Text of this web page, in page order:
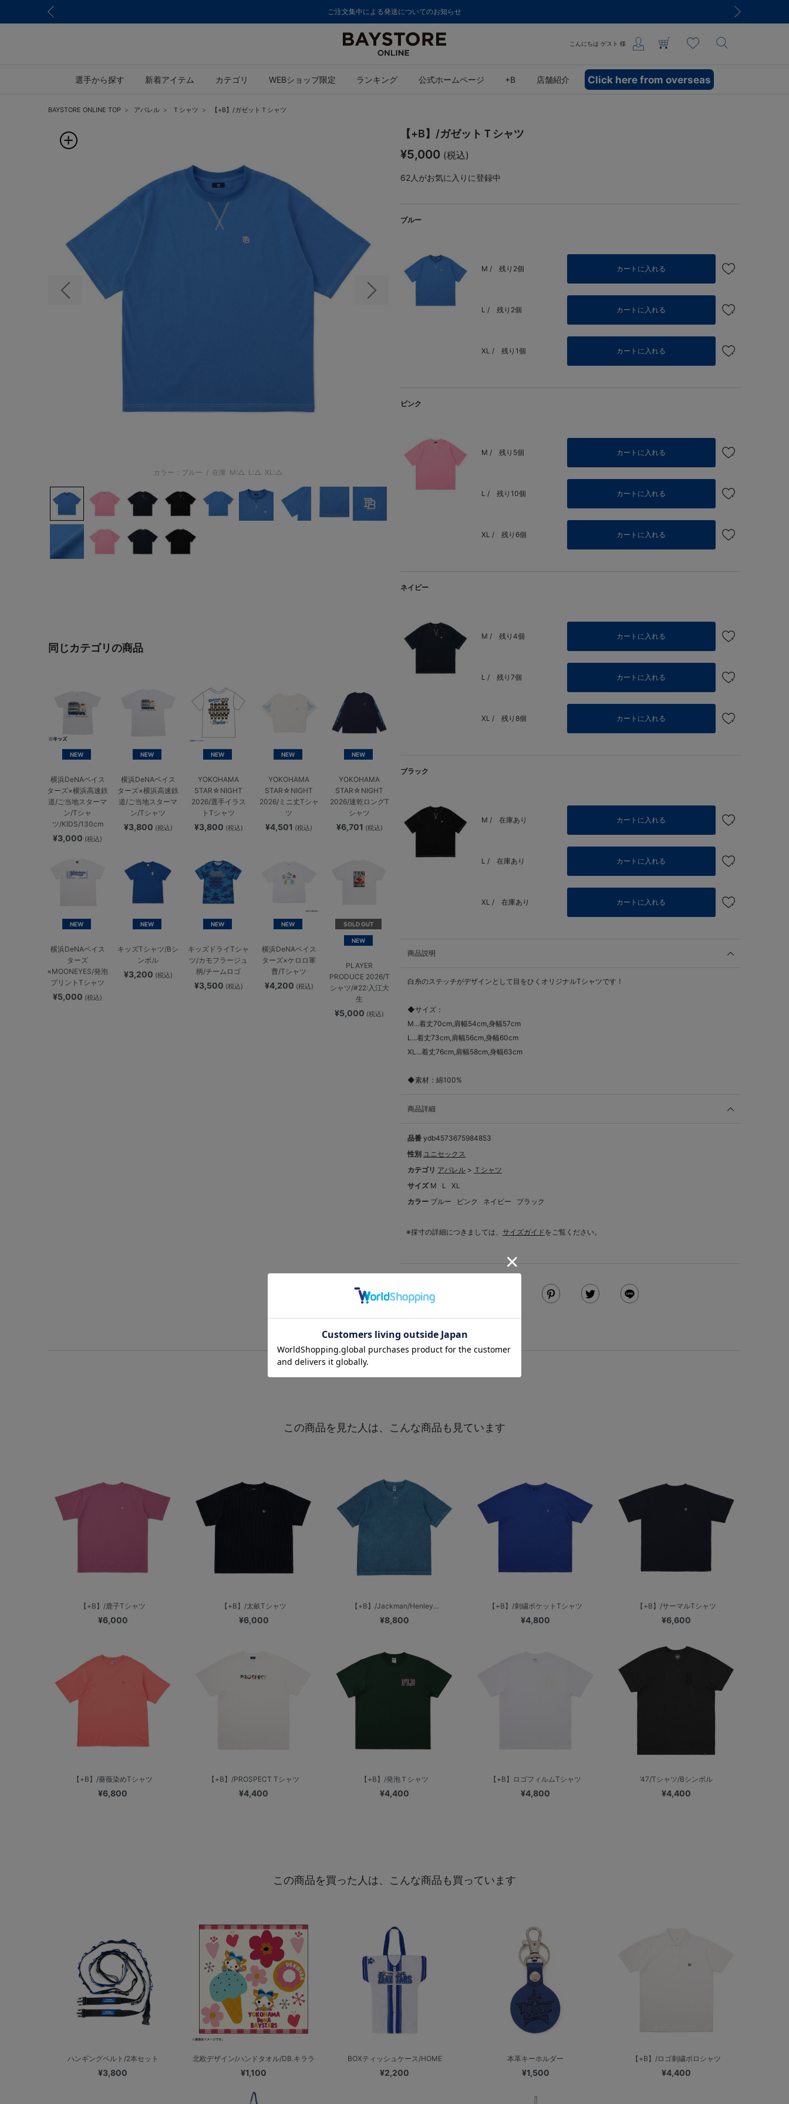
ご注文集中による発送についてのお知らせ
こんにちは ゲスト 様
選手から探す 新着アイテム カテゴリ WEBショップ限定 ランキング 公式ホームページ +B 店舗紹介 Click here from overseas
BAYSTORE ONLINE TOP アパレル Ｔシャツ 【+B】/ガゼットＴシャツ
前の画像 次の画像
カラー：ブルー / 在庫 M:△ L:△ XL:△
同じカテゴリの商品
NEW
横浜DeNAベイス
ターズ×横浜高速鉄
道/ご当地スターマ
ン/Tシャ
ツ/KIDS/130cm
¥3,000 (税込)
NEW
横浜DeNAベイス
ターズ×横浜高速鉄
道/ご当地スターマ
ン/Tシャツ
¥3,800 (税込)
NEW
YOKOHAMA
STAR☆NIGHT
2026/選手イラス
トTシャツ
¥3,800 (税込)
NEW
YOKOHAMA
STAR☆NIGHT
2026/ミニ丈Tシャ
ツ
¥4,501 (税込)
NEW
YOKOHAMA
STAR☆NIGHT
2026/速乾ロングT
シャツ
¥6,701 (税込)
NEW
横浜DeNAベイス
ターズ
×MOONEYES/発泡
プリントTシャツ
¥5,000 (税込)
NEW
キッズTシャツ/Bシ
ンボル
¥3,200 (税込)
NEW
キッズドライTシャ
ツ/カモフラージュ
柄/チームロゴ
¥3,500 (税込)
NEW
横浜DeNAベイス
ターズ×ケロロ軍
曹/Tシャツ
¥4,200 (税込)
SOLD OUT
NEW
PLAYER
PRODUCE 2026/T
シャツ/#22:入江大
生
¥5,000 (税込)
【+B】/ガゼットＴシャツ
¥5,000 (税込)
62人がお気に入りに登録中
ブルー
M / 残り2個 カートに入れる
L / 残り2個 カートに入れる
XL / 残り1個 カートに入れる
ピンク
M / 残り5個 カートに入れる
L / 残り10個 カートに入れる
XL / 残り6個 カートに入れる
ネイビー
M / 残り4個 カートに入れる
L / 残り7個 カートに入れる
XL / 残り8個 カートに入れる
ブラック
M / 在庫あり カートに入れる
L / 在庫あり カートに入れる
XL / 在庫あり カートに入れる
商品説明
白糸のステッチがデザインとして目をひくオリジナルTシャツです！
◆サイズ：
M...着丈70cm,肩幅54cm,身幅57cm
L...着丈73cm,肩幅56cm,身幅60cm
XL...着丈76cm,肩幅58cm,身幅63cm
◆素材：綿100%
商品詳細
品番 ydb4573675984853
性別 ユニセックス
カテゴリ アパレル > Ｔシャツ
サイズ M L
XL
カラー ブルー ピンク ネイビー ブラック
※採寸の詳細につきましては、 サイズガイド をご覧ください。
この商品を見た人は、こんな商品も見ています
【+B】/鹿子Tシャツ
¥6,000
【+B】/太畝Tシャツ
¥6,000
【+B】/Jackman/Henley...
¥8,800
【+B】/刺繍ポケットTシャツ
¥4,800
【+B】/サーマルTシャツ
¥6,600
【+B】/薔薇染めTシャツ
¥6,800
【+B】/PROSPECT Tシャツ
¥4,400
【+B】/発泡Ｔシャツ
¥4,400
【+B】ロゴフィルムTシャツ
¥4,800
’47/Tシャツ/Bシンボル
¥4,400
この商品を買った人は、こんな商品も買っています
ハンギングベルト/2本セット
¥3,800
北欧デザイン/ハンドタオル/DB.キララ
¥1,100
BOXティッシュケース/HOME
¥2,200
本革キーホルダー
¥1,500
【+B】/ロゴ刺繍ポロシャツ
¥4,400